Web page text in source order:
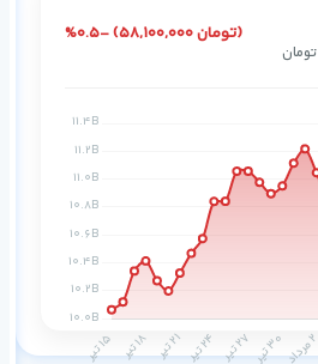
تومان
%0.5- (58,100,000 تومان)